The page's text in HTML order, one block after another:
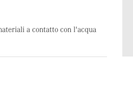
a contatto con l'acqua